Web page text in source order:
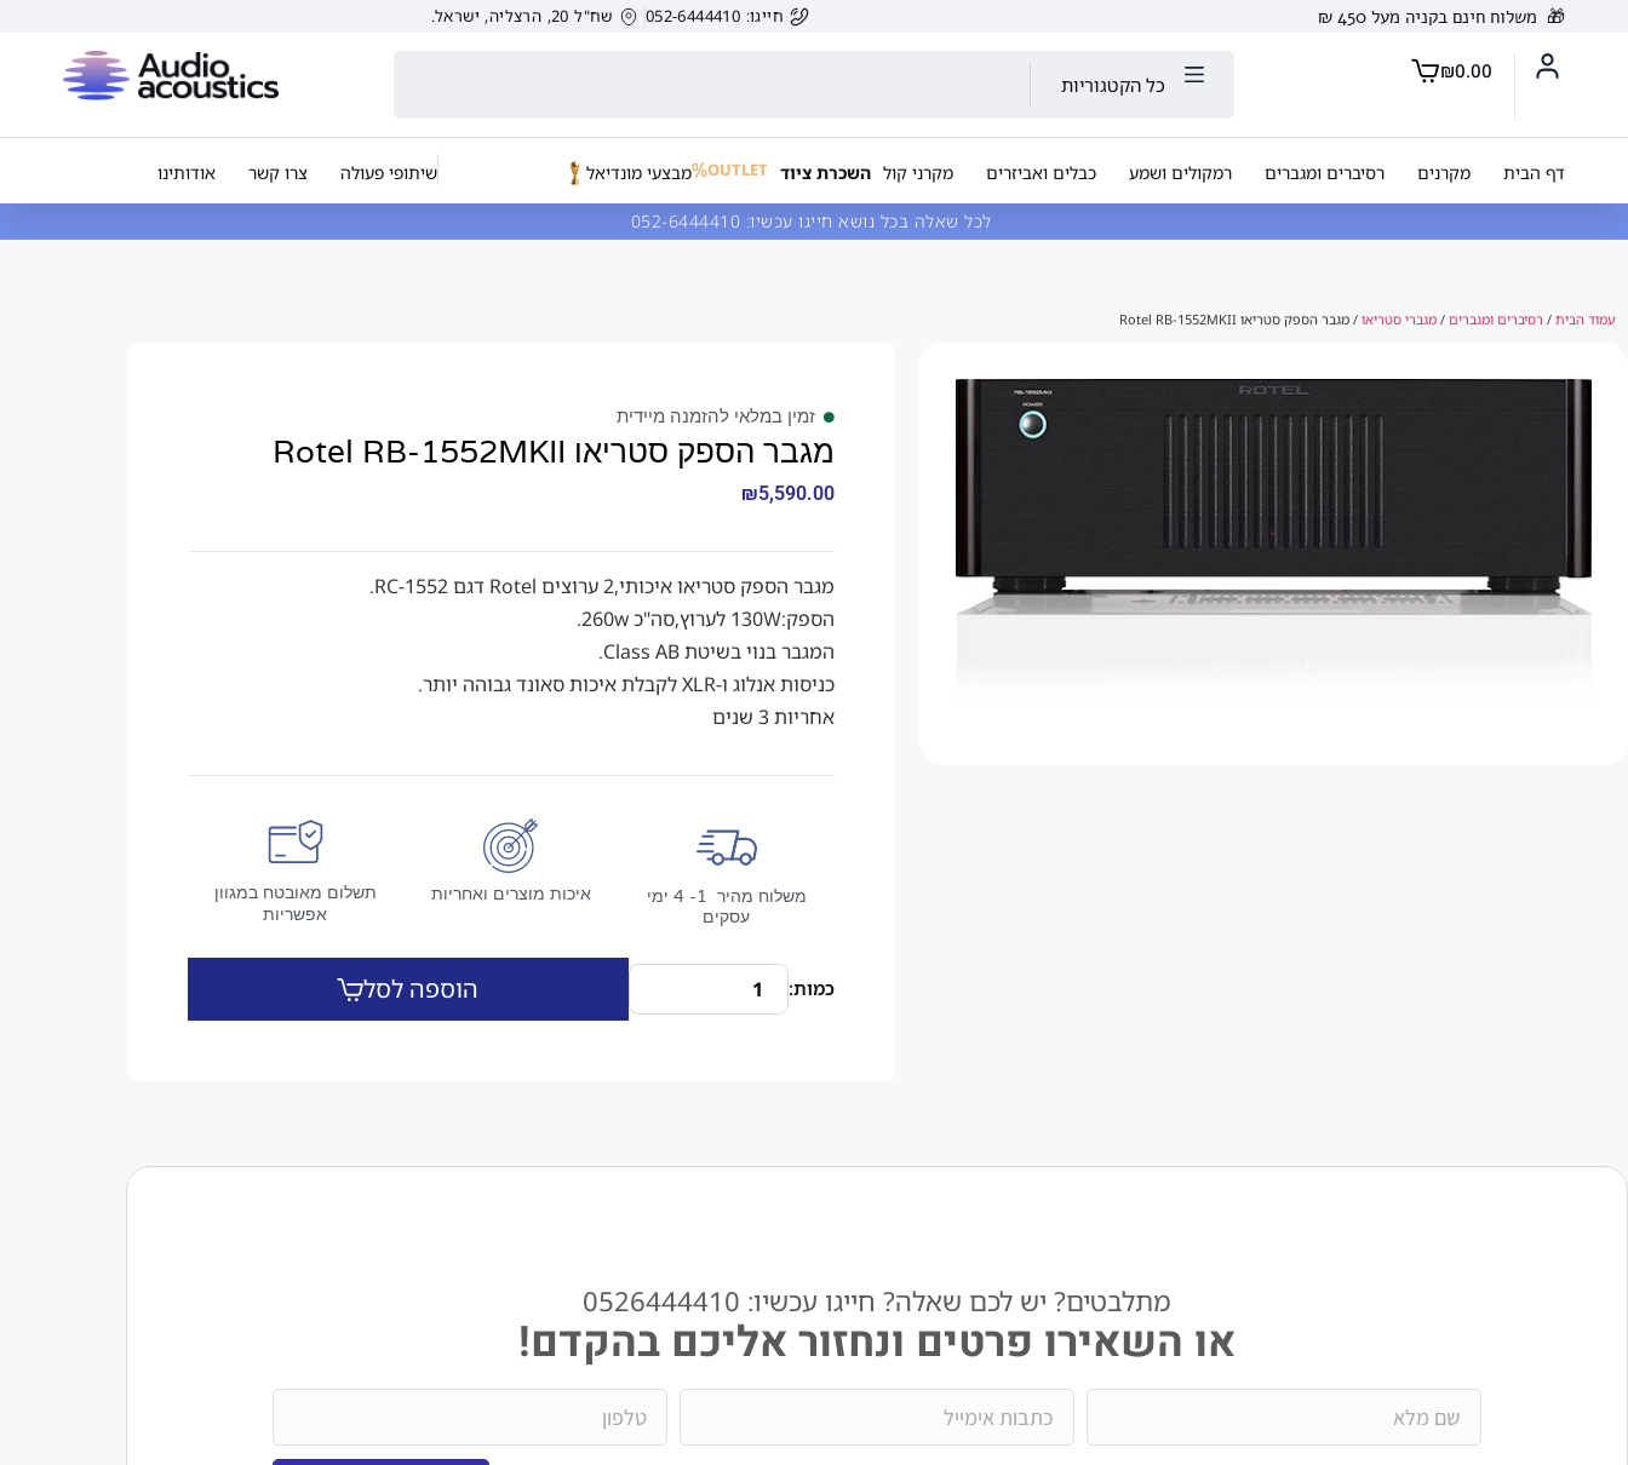
🎁 משלוח חינם בקניה מעל 450 ₪ חייגו: 052-6444410 שח"ל 20, הרצליה, ישראל.
₪0.00
כל הקטגוריות
דף הבית מקרנים רסיברים ומגברים רמקולים ושמע כבלים ואביזרים מקרני קול השכרת ציוד OUTLET מבצעי מונדיאל שיתופי פעולה צרו קשר אודותינו
לכל שאלה בכל נושא חייגו עכשיו:
עמוד הבית / רסיברים ומגברים / מגברי סטריאו / מגבר הספק סטריאו Rotel RB-1552MKII
זמין במלאי להזמנה מיידית
מגבר הספק סטריאו Rotel RB-1552MKII
₪5,590.00
מגבר הספק סטריאו איכותי,2 ערוצים Rotel דגם RC-1552.
הספק:130W לערוץ,סה"כ 260w.
המגבר בנוי בשיטת Class AB.
כניסות אנלוג ו-XLR לקבלת איכות סאונד גבוהה יותר.
אחריות 3 שנים
משלוח מהיר 1- 4 ימי
עסקים
איכות מוצרים ואחריות
תשלום מאובטח במגוון
אפשריות
הוספה לסל
מתלבטים? יש לכם שאלה? חייגו עכשיו: 0526444410​
או השאירו פרטים ונחזור אליכם בהקדם!